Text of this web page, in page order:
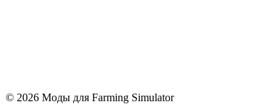
© 2026 Моды для Farming Simulator